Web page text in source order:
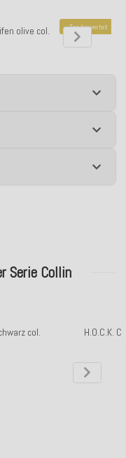
olive col.
Top bewertet
H.O.C.K.
Serie Collin
col.
H.O.C.K.